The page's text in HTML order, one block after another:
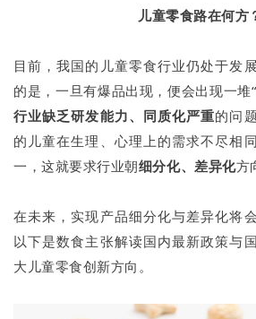
儿童零食路在何方
目前，我国的儿童零食行业仍处于发
的是，一旦有爆品出现，便会出现一堆
行业缺乏研发能力、同质化严重的问
的儿童在生理、心理上的需求不尽相
一，这就要求行业朝细分化、差异化方
在未来，实现产品细分化与差异化将
以下是数食主张解读国内最新政策与
大儿童零食创新方向。